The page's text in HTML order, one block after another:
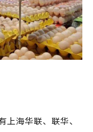
上海华联、联华、